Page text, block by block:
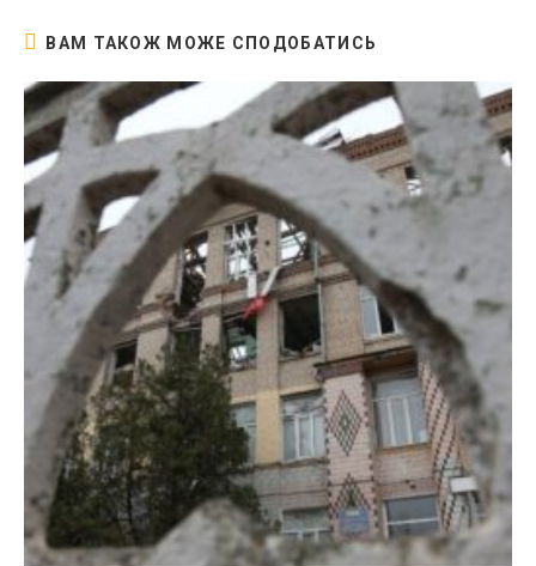
ВАМ ТАКОЖ МОЖЕ СПОДОБАТИСЬ